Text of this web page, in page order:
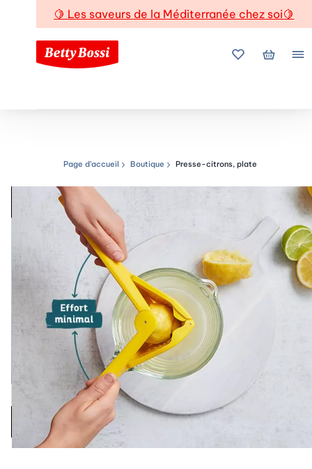
🍋 Les saveurs de la Méditerranée chez soi🍋
Mes favoris
Mon
Chemin de navigation
Page d’accueil Boutique Presse-citrons, plate